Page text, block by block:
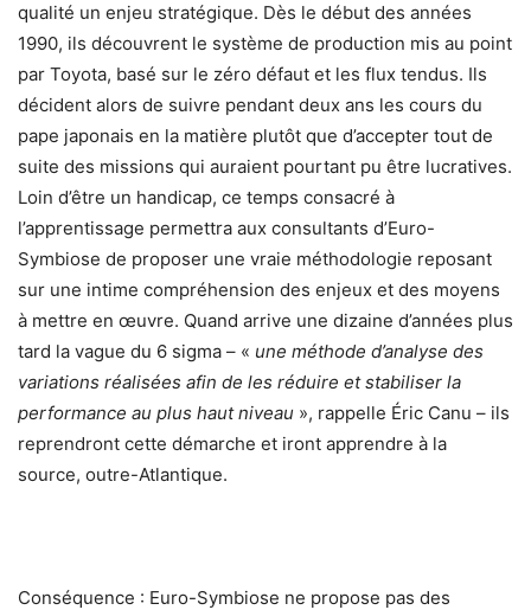
qualité un enjeu stratégique. Dès le début des années
1990, ils découvrent le système de production mis au point
par Toyota, basé sur le zéro défaut et les flux tendus. Ils
décident alors de suivre pendant deux ans les cours du
pape japonais en la matière plutôt que d’accepter tout de
suite des missions qui auraient pourtant pu être lucratives.
Loin d’être un handicap, ce temps consacré à
l’apprentissage permettra aux consultants d’Euro-
Symbiose de proposer une vraie méthodologie reposant
sur une intime compréhension des enjeux et des moyens
à mettre en œuvre. Quand arrive une dizaine d’années plus
tard la vague du 6 sigma – « une méthode d’analyse des
variations réalisées afin de les réduire et stabiliser la
performance au plus haut niveau », rappelle Éric Canu – ils
reprendront cette démarche et iront apprendre à la
source, outre-Atlantique.
Conséquence : Euro-Symbiose ne propose pas des